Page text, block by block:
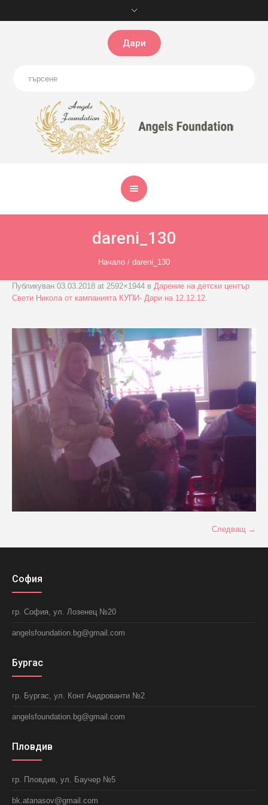
Дари
dareni_130
Начало / dareni_130
Публикуван 03.03.2018 at 2592×1944 в Дарение на детски център
Свети Никола от кампанията КУПИ- Дари на 12.12.12.
Следващ →
София
гр. София, ул. Лозенец №20
angelsfoundation.bg@gmail.com
Бургас
гр. Бургас, ул. Конт Андрованти №2
angelsfoundation.bg@gmail.com
Пловдив
гр. Пловдив, ул. Баучер №5
bk.atanasov@gmail.com